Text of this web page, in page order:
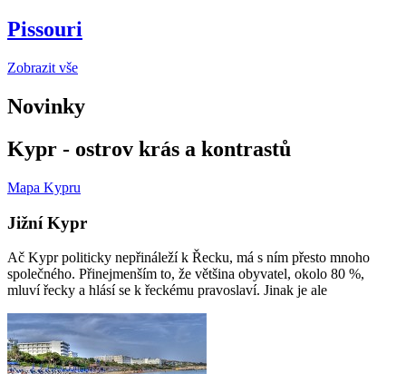
Pissouri
Zobrazit vše
Novinky
Kypr - ostrov krás a kontrastů
Mapa Kypru
Jižní Kypr
Ač Kypr politicky nepřináleží k Řecku, má s ním přesto mnoho
společného. Přinejmenším to, že většina obyvatel, okolo 80 %,
mluví řecky a hlásí se k řeckému pravoslaví. Jinak je ale